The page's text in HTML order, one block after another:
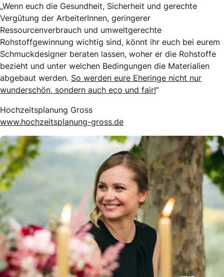
„Wenn euch die Gesundheit, Sicherheit und gerechte
Vergütung der ArbeiterInnen, geringerer
Ressourcenverbrauch und umweltgerechte
Rohstoffgewinnung wichtig sind, könnt ihr euch bei eurem
Schmuckdesigner beraten lassen, woher er die Rohstoffe
bezieht und unter welchen Bedingungen die Materialien
abgebaut werden. So werden eure Eheringe nicht nur
wunderschön, sondern auch eco und fair!“
Hochzeitsplanung Gross
www.hochzeitsplanung-gross.de